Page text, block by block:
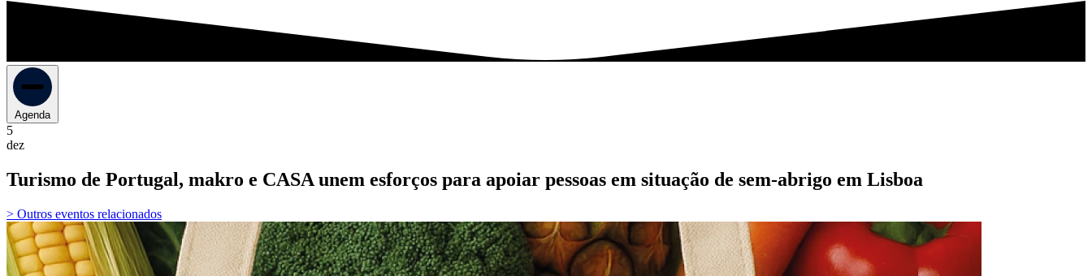
Agenda
5
dez
Turismo de Portugal, makro e CASA unem esforços para apoiar pessoas em situação de sem-abrigo em Lisboa
> Outros eventos relacionados